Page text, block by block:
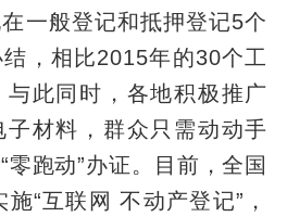
一般登记和抵押登记5个
，相比2015年的30个工
此同时，各地积极推广
材料，群众只需动动手
跑动”办证。目前，全国
“互联网 不动产登记”，